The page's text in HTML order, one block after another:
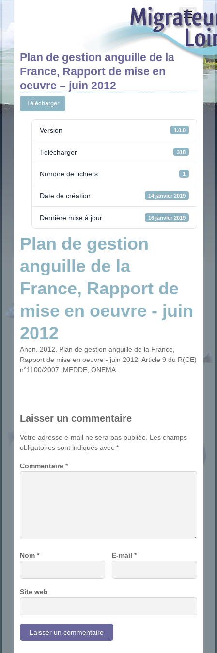
Plan de gestion anguille de la
France, Rapport de mise en
oeuvre – juin 2012
Télécharger
Version 1.0.0
Télécharger 318
Nombre de fichiers 1
Date de création 14 janvier 2019
Dernière mise à jour 16 janvier 2019
Plan de gestion
anguille de la
France, Rapport de
mise en oeuvre - juin
2012
Anon. 2012. Plan de gestion anguille de la France,
Rapport de mise en oeuvre - juin 2012. Article 9 du R(CE)
n°1100/2007. MEDDE, ONEMA.
Laisser un commentaire
Votre adresse e-mail ne sera pas publiée.
Les champs
obligatoires sont indiqués avec*
Commentaire*
Nom* E-mail*
Site web